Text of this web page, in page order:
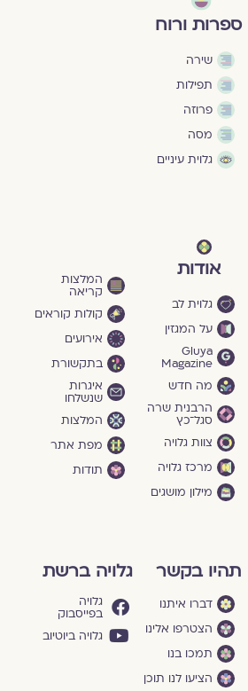
ספרות ורוח
שירה
תפילות
פרוזה
מסה
גלוית עיניים
אודות
גלוית לב
על המגזין
Gluya
Magazine
מה חדש
הרבנית שרה
סגל־כץ
צוות גלויה
מרכז גלויה
מילון מושגים
המלצות
קריאה
קולות קוראים
אירועים
בתקשורת
איגרות
שנשלחו
המלצות
מפת אתר
תודות
תהיו בקשר
דברו איתנו
הצטרפו אלינו
תמכו בנו
הציעו לנו תוכן
גלויה ברשת
גלויה
בפייסבוק
גלויה ביוטיוב